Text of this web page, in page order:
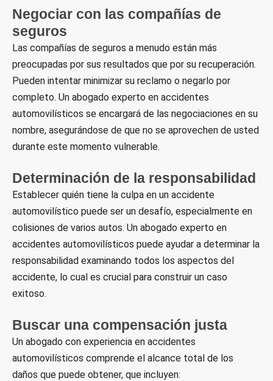
Negociar con las compañías de
seguros
Las compañías de seguros a menudo están más
preocupadas por sus resultados que por su recuperación.
Pueden intentar minimizar su reclamo o negarlo por
completo. Un abogado experto en accidentes
automovilísticos se encargará de las negociaciones en su
nombre, asegurándose de que no se aprovechen de usted
durante este momento vulnerable.
Determinación de la responsabilidad
Establecer quién tiene la culpa en un accidente
automovilístico puede ser un desafío, especialmente en
colisiones de varios autos. Un abogado experto en
accidentes automovilísticos puede ayudar a determinar la
responsabilidad examinando todos los aspectos del
accidente, lo cual es crucial para construir un caso
exitoso.
Buscar una compensación justa
Un abogado con experiencia en accidentes
automovilísticos comprende el alcance total de los
daños que puede obtener, que incluyen: